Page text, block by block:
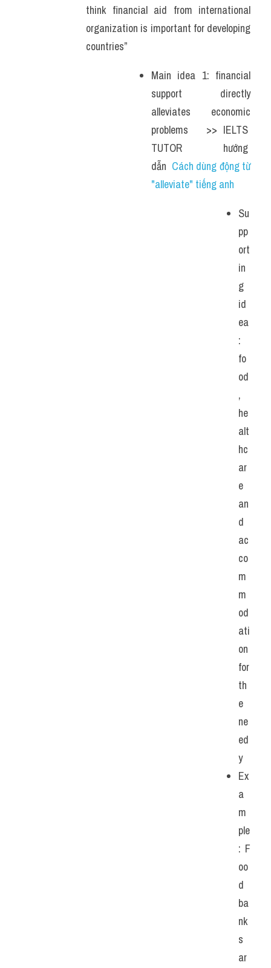
think financial aid from international
organization is important for developing
countries”
Main idea 1: financial
support directly
alleviates economic
problems   >> IELTS
TUTOR  hướng
dẫn Cách dùng động từ
"alleviate" tiếng anh
Su
pp
ort
in
g
id
ea
:
fo
od
,
he
alt
hc
ar
e
an
d
ac
co
m
m
od
ati
on
for
th
e
ne
ed
y
Ex
a
m
ple
: F
oo
d
ba
nk
s
ar